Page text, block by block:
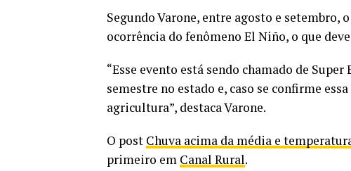
Segundo Varone, entre agosto e setembro,
ocorrência do fenômeno El Niño, o que
“Esse evento está sendo chamado de
semestre no estado e, caso se confirme
agricultura”, destaca Varone.
O post Chuva acima da média e
primeiro em Canal Rural.